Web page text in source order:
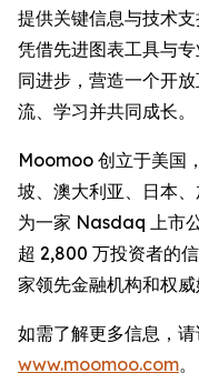
提供关键信息与技术
凭借先进图表工具与
同进步，营造一个开
流、学习并共同成长。
Moomoo 创立于美国
坡、澳大利亚、日本
为一家 Nasdaq 上市
超 2,800 万投资者的
家领先金融机构和权威
如需了解更多信息，
www.moomoo.com。